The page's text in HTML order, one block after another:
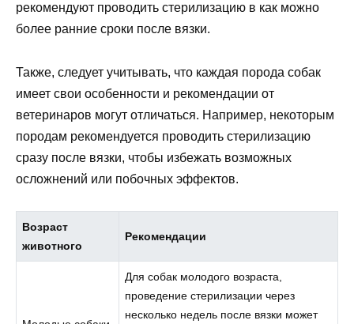
рекомендуют проводить стерилизацию в как можно
более ранние сроки после вязки.
Также, следует учитывать, что каждая порода собак
имеет свои особенности и рекомендации от
ветеринаров могут отличаться. Например, некоторым
породам рекомендуется проводить стерилизацию
сразу после вязки, чтобы избежать возможных
осложнений или побочных эффектов.
Возраст
животного
Рекомендации
Для собак молодого возраста,
проведение стерилизации через
несколько недель после вязки может